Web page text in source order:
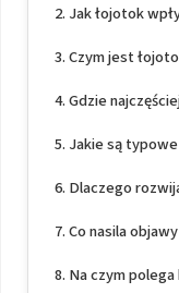
Jak łojotok
Czym jest
Gdzie
Jakie są
Dlaczego
Co nasila
Na czym